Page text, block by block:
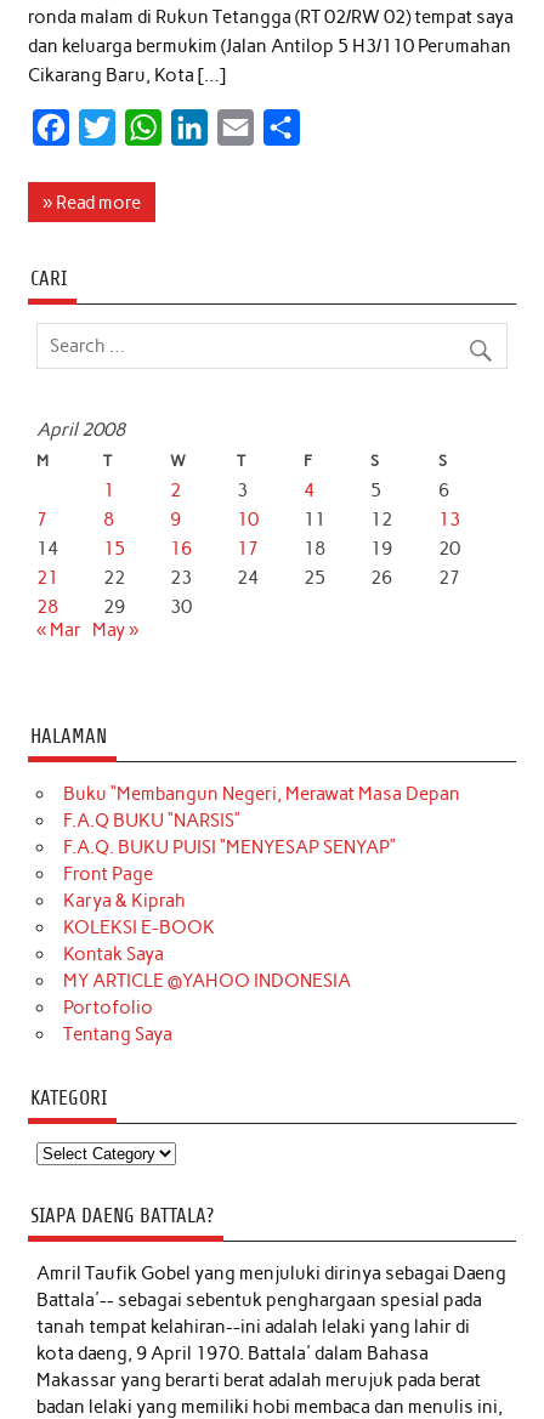
ronda malam di Rukun Tetangga (RT 02/RW 02) tempat saya
dan keluarga bermukim (Jalan Antilop 5 H3/110 Perumahan
Cikarang Baru, Kota […]
c
o
o
i
e
W
A
d
» Read more
CARI
April 2008
M T W T F S S
1 2 3 4 5
6
7
8 9 10 11 12
13
14
15 16 17 18 19
20
21
22 23 24 25 26
27
28
29
30
« Mar May »
HALAMAN
Buku “Membangun Negeri, Merawat Masa Depan
F.A.Q BUKU “NARSIS”
F.A.Q. BUKU PUISI “MENYESAP SENYAP”
Front Page
Karya & Kiprah
KOLEKSI E-BOOK
Kontak Saya
MY ARTICLE @YAHOO INDONESIA
Portofolio
Tentang Saya
KATEGORI
Kategori
SIAPA DAENG BATTALA?
Amril Taufik Gobelyang menjuluki dirinya sebagai Daeng
Battala'-- sebagai sebentuk penghargaan spesial pada
tanah tempat kelahiran--ini adalah lelaki yang lahir di
kota daeng, 9 April 1970. Battala' dalam Bahasa
Makassar yang berarti berat adalah merujuk pada berat
badan lelaki yang memiliki hobi membaca dan menulis ini,